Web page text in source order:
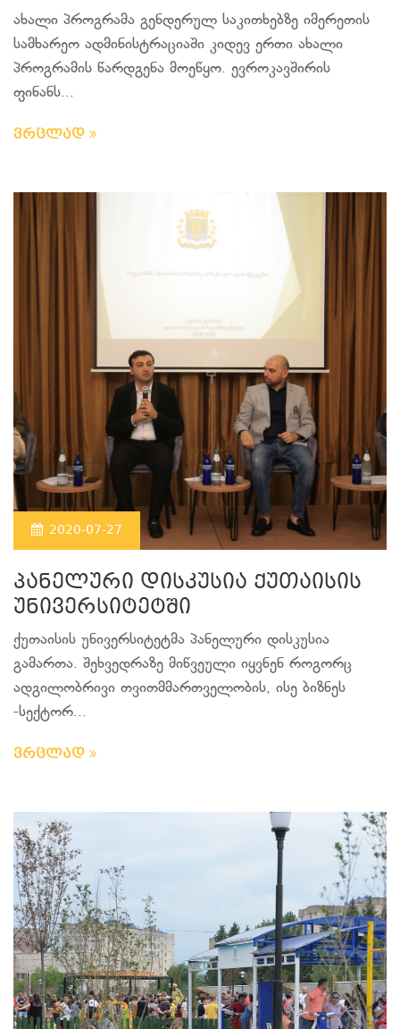
ახალი პროგრამა გენდერულ საკითხებზე იმერეთის
სამხარეო ადმინისტრაციაში კიდევ ერთი ახალი
პროგრამის წარდგენა მოეწყო. ევროკავშირის
ფინანს...
ვრცლად
2020-07-27
პანელური დისკუსია ქუთაისის
უნივერსიტეტში
ქუთაისის უნივერსიტეტმა პანელური დისკუსია
გამართა. შეხვედრაზე მიწვეული იყვნენ როგორც
ადგილობრივი თვითმმართველობის, ისე ბიზნეს
-სექტორ...
ვრცლად